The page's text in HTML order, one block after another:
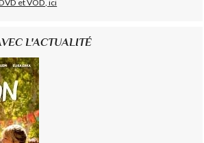
et VOD, ici
L'ACTUALITÉ